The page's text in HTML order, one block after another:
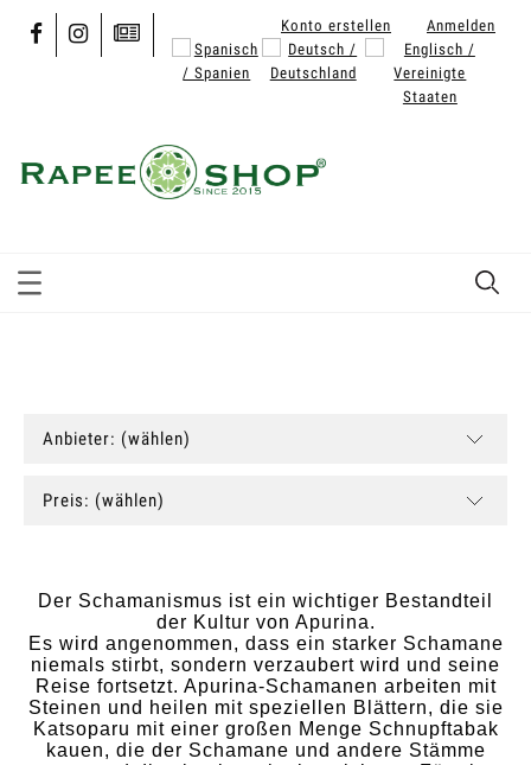
Konto erstellen Anmelden
Anbieter: (wählen)
Preis: (wählen)
Der Schamanismus ist ein wichtiger Bestandteil
der Kultur von Apurina.
Es wird angenommen, dass ein starker Schamane
niemals stirbt, sondern verzaubert wird und seine
Reise fortsetzt. Apurina-Schamanen arbeiten mit
Steinen und heilen mit speziellen Blättern, die sie
Katsoparu mit einer großen Menge Schnupftabak
kauen, die der Schamane und andere Stämme